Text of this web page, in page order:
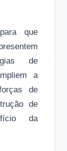
que
de
a
de
de
da